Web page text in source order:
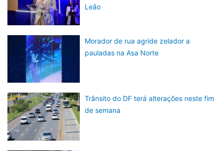
Leão
Morador de rua agride zelador a
pauladas na Asa Norte
Trânsito do DF terá alterações neste fim
de semana